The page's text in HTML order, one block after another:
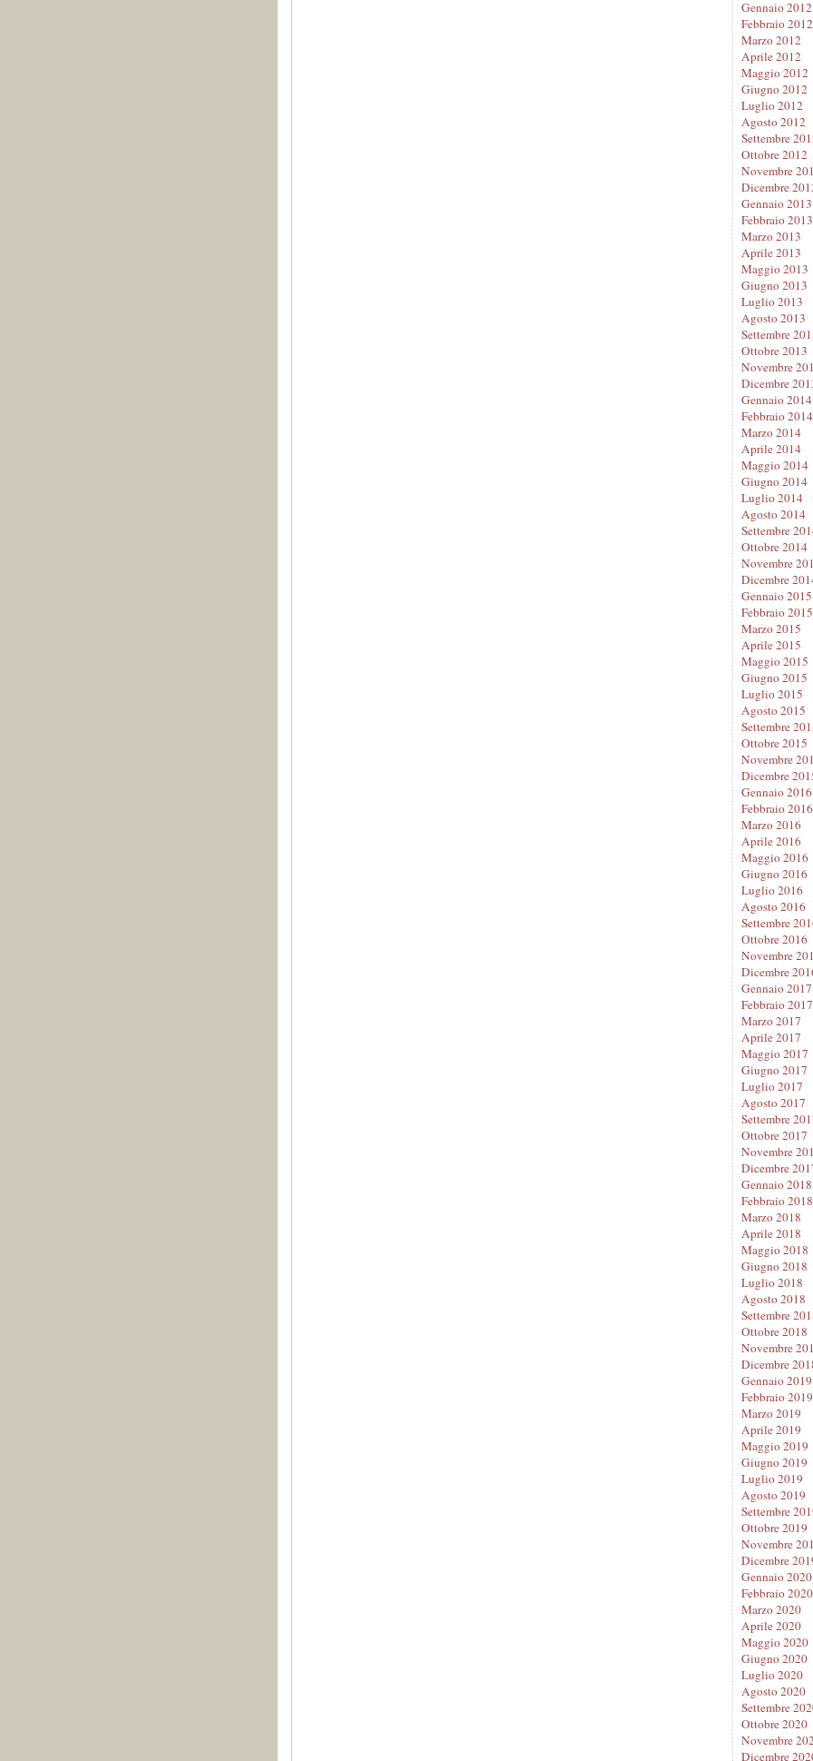
Gennaio 2012
Febbraio 2012
Marzo 2012
Aprile 2012
Maggio 2012
Giugno 2012
Luglio 2012
Agosto 2012
Settembre
Ottobre 2012
Novembre
Dicembre
Gennaio 2013
Febbraio 2013
Marzo 2013
Aprile 2013
Maggio 2013
Giugno 2013
Luglio 2013
Agosto 2013
Settembre
Ottobre 2013
Novembre
Dicembre
Gennaio 2014
Febbraio 2014
Marzo 2014
Aprile 2014
Maggio 2014
Giugno 2014
Luglio 2014
Agosto 2014
Settembre
Ottobre 2014
Novembre
Dicembre
Gennaio 2015
Febbraio 2015
Marzo 2015
Aprile 2015
Maggio 2015
Giugno 2015
Luglio 2015
Agosto 2015
Settembre
Ottobre 2015
Novembre
Dicembre
Gennaio 2016
Febbraio 2016
Marzo 2016
Aprile 2016
Maggio 2016
Giugno 2016
Luglio 2016
Agosto 2016
Settembre
Ottobre 2016
Novembre
Dicembre
Gennaio 2017
Febbraio 2017
Marzo 2017
Aprile 2017
Maggio 2017
Giugno 2017
Luglio 2017
Agosto 2017
Settembre
Ottobre 2017
Novembre
Dicembre
Gennaio 2018
Febbraio 2018
Marzo 2018
Aprile 2018
Maggio 2018
Giugno 2018
Luglio 2018
Agosto 2018
Settembre
Ottobre 2018
Novembre
Dicembre
Gennaio 2019
Febbraio 2019
Marzo 2019
Aprile 2019
Maggio 2019
Giugno 2019
Luglio 2019
Agosto 2019
Settembre
Ottobre 2019
Novembre
Dicembre
Gennaio 2020
Febbraio 2020
Marzo 2020
Aprile 2020
Maggio 2020
Giugno 2020
Luglio 2020
Agosto 2020
Settembre
Ottobre 2020
Novembre
Dicembre